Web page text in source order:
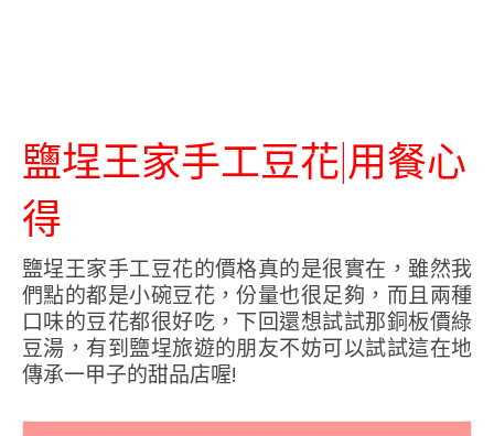
鹽埕王家手工豆花|用餐心
得
鹽埕王家手工豆花的價格真的是很實在，雖然我
們點的都是小碗豆花，份量也很足夠，而且兩種
口味的豆花都很好吃，下回還想試試那銅板價綠
豆湯，有到鹽埕旅遊的朋友不妨可以試試這在地
傳承一甲子的甜品店喔!